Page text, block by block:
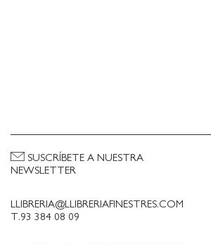
LLIBRERIA@LLIBRERIAFINESTRES.COM
T.93 384 08 09
SUSCRÍBETE A NUESTRA
NEWSLETTER